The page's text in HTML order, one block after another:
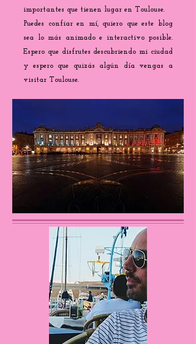
importantes que tienen lugar en Toulouse.
Puedes confiar en mí, quiero que este blog
sea lo más animado e interactivo posible.
Espero que disfrutes descubriendo mi ciudad
y espero que quizás algún día vengas a
visitar Toulouse.